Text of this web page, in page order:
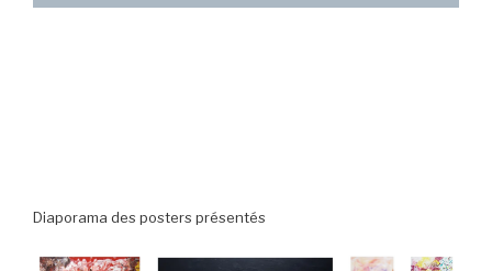
Diaporama des posters présentés